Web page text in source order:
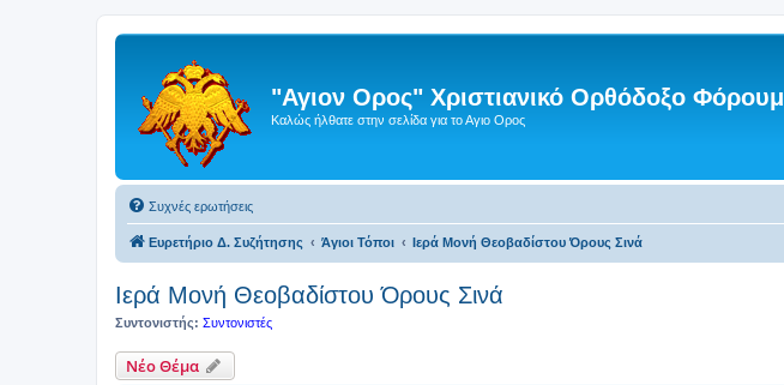
"Αγιον Ορος" Χριστιανικό Ορθόδοξο Φόρουμ
Καλώς ήλθατε στην σελίδα για το Αγιο Ορος
Συχνές ερωτήσεις
Ευρετήριο Δ. Συζήτησης Άγιοι Τόποι Ιερά Μονή Θεοβαδίστου Όρους Σινά
Ιερά Μονή Θεοβαδίστου Όρους Σινά
Συντονιστής: Συντονιστές
Νέο Θέμα